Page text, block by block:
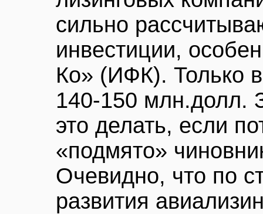
сильно
инвестиции,
Ко» (ИФК). Только
140-150 млн.долл.
это делать, если
«подмято»
Очевидно, что по
развития